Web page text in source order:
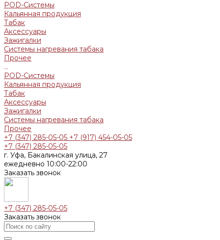
POD-Системы
Кальянная продукция
Табак
Аксессуары
Зажигалки
Системы нагревания табака
Прочее
...
POD-Системы
Кальянная продукция
Табак
Аксессуары
Зажигалки
Системы нагревания табака
Прочее
+7 (347) 285-05-05 +7 (917) 454-05-05
+7 (347) 285-05-05
г. Уфа, Бакалинская улица, 27
ежедневно 10:00-22:00
Заказать звонок
+7 (347) 285-05-05
Заказать звонок